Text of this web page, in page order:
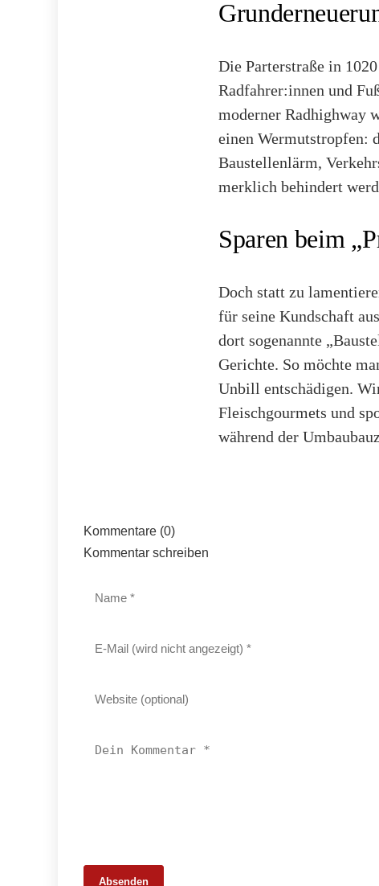
Die Parterstraße in
Radfahrer:innen und
moderner Radhighway
einen Wermutstropfen:
Baustellenlärm,
merklich behindert
Sparen beim
Doch statt zu
für seine Kundschaft
dort sogenannte
Gerichte. So möchte
Unbill entschädigen.
Fleischgourmets und
während der
Kommentare (0)
Kommentar schreiben
Absenden